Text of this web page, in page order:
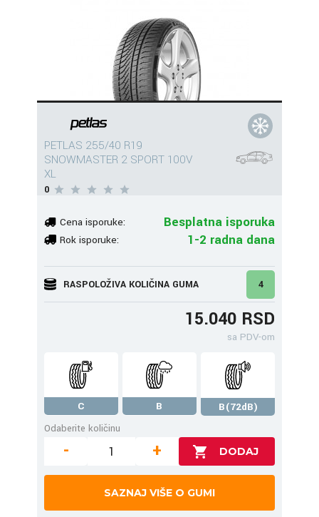
PETLAS 255/40 R19
SNOWMASTER 2 SPORT 100V
XL
0
Cena isporuke: Besplatna isporuka
Rok isporuke: 1-2 radna dana
RASPOLOŽIVA KOLIČINA GUMA 4
15.040 RSD
sa PDV-om
C B
B(72dB)
Odaberite količinu
- +
SAZNAJ VIŠE O GUMI